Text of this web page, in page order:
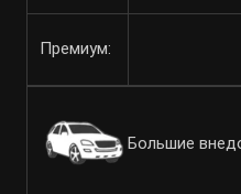
Премиум:
Большие